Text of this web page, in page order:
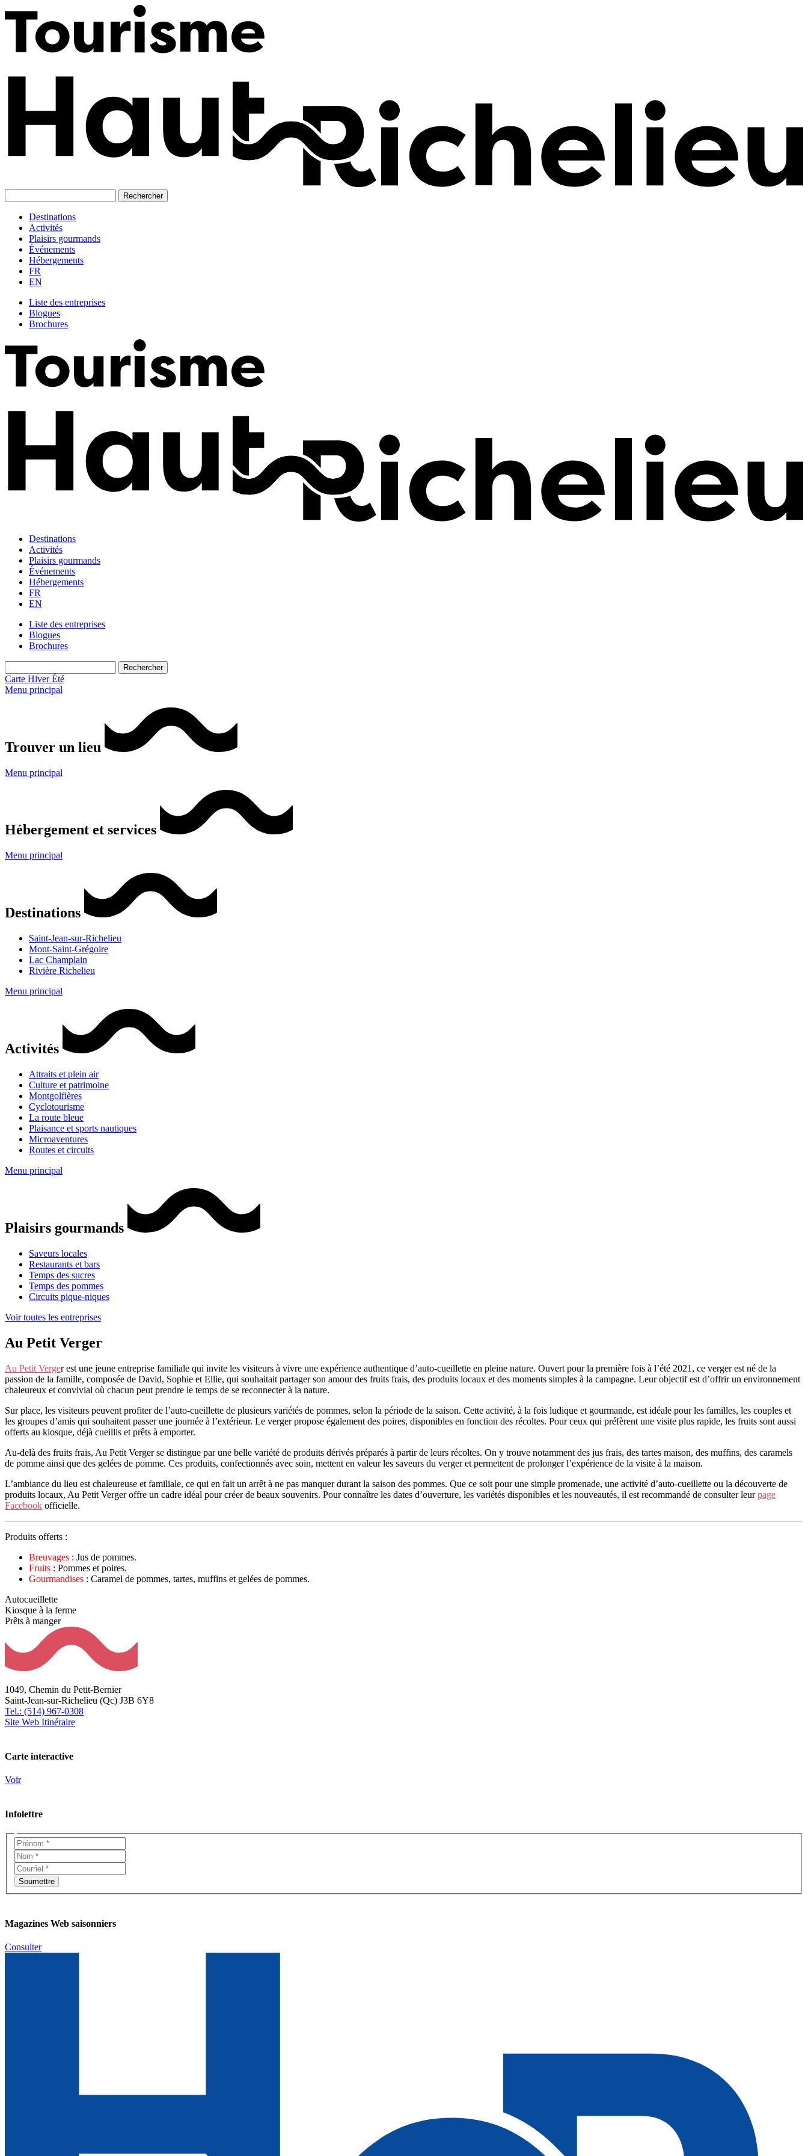
Skip
to
Destinations
Activités
Plaisirs gourmands
Événements
Hébergements
FR
EN
Liste des entreprises
Blogues
Brochures
Destinations
Activités
Plaisirs gourmands
Événements
Hébergements
FR
EN
Liste des entreprises
Blogues
Brochures
Carte Hiver Été
Menu principal
Trouver un lieu
Menu principal
Hébergement et services
Menu principal
Destinations
Saint-Jean-sur-Richelieu
Mont-Saint-Grégoire
Lac Champlain
Rivière Richelieu
Menu principal
Activités
Attraits et plein air
Culture et patrimoine
Montgolfières
Cyclotourisme
La route bleue
Plaisance et sports nautiques
Microaventures
Routes et circuits
Menu principal
Plaisirs gourmands
Saveurs locales
Restaurants et bars
Temps des sucres
Temps des pommes
Circuits pique-niques
Voir toutes les entreprises
Au Petit Verger
Au Petit Verger est une jeune entreprise familiale qui invite les visiteurs à vivre une expérience authentique d’auto-cueillette en pleine nature. Ouvert pour la première fois à l’été 2021, ce verger est né de la
passion de la famille, composée de David, Sophie et Ellie, qui souhaitait partager son amour des fruits frais, des produits locaux et des moments simples à la campagne. Leur objectif est d’offrir un environnement
chaleureux et convivial où chacun peut prendre le temps de se reconnecter à la nature.
Sur place, les visiteurs peuvent profiter de l’auto-cueillette de plusieurs variétés de pommes, selon la période de la saison. Cette activité, à la fois ludique et gourmande, est idéale pour les familles, les couples et
les groupes d’amis qui souhaitent passer une journée à l’extérieur. Le verger propose également des poires, disponibles en fonction des récoltes. Pour ceux qui préfèrent une visite plus rapide, les fruits sont aussi
offerts au kiosque, déjà cueillis et prêts à emporter.
Au-delà des fruits frais, Au Petit Verger se distingue par une belle variété de produits dérivés préparés à partir de leurs récoltes. On y trouve notamment des jus frais, des tartes maison, des muffins, des caramels
de pomme ainsi que des gelées de pomme. Ces produits, confectionnés avec soin, mettent en valeur les saveurs du verger et permettent de prolonger l’expérience de la visite à la maison.
L’ambiance du lieu est chaleureuse et familiale, ce qui en fait un arrêt à ne pas manquer durant la saison des pommes. Que ce soit pour une simple promenade, une activité d’auto-cueillette ou la découverte de
produits locaux, Au Petit Verger offre un cadre idéal pour créer de beaux souvenirs. Pour connaître les dates d’ouverture, les variétés disponibles et les nouveautés, il est recommandé de consulter leurpage
Facebook officielle.
Produits offerts :
Breuvages : Jus de pommes.
Fruits : Pommes et poires.
Gourmandises : Caramel de pommes, tartes, muffins et gelées de pommes.
Autocueillette
Kiosque à la ferme
Prêts à manger
1049, Chemin du Petit-Bernier
Saint-Jean-sur-Richelieu (Qc) J3B 6Y8
Tel.: (514) 967-0308
Site Web Itinéraire
Carte interactive
Voir
Infolettre
Magazines Web saisonniers
Consulter